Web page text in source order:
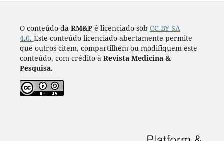
O conteúdo da RM&Pé licenciado sob CC BY SA
4.0. Este conteúdo licenciado abertamente permite
que outros citem, compartilhem ou modifiquem este
conteúdo, com crédito à Revista Medicina &
Pesquisa.